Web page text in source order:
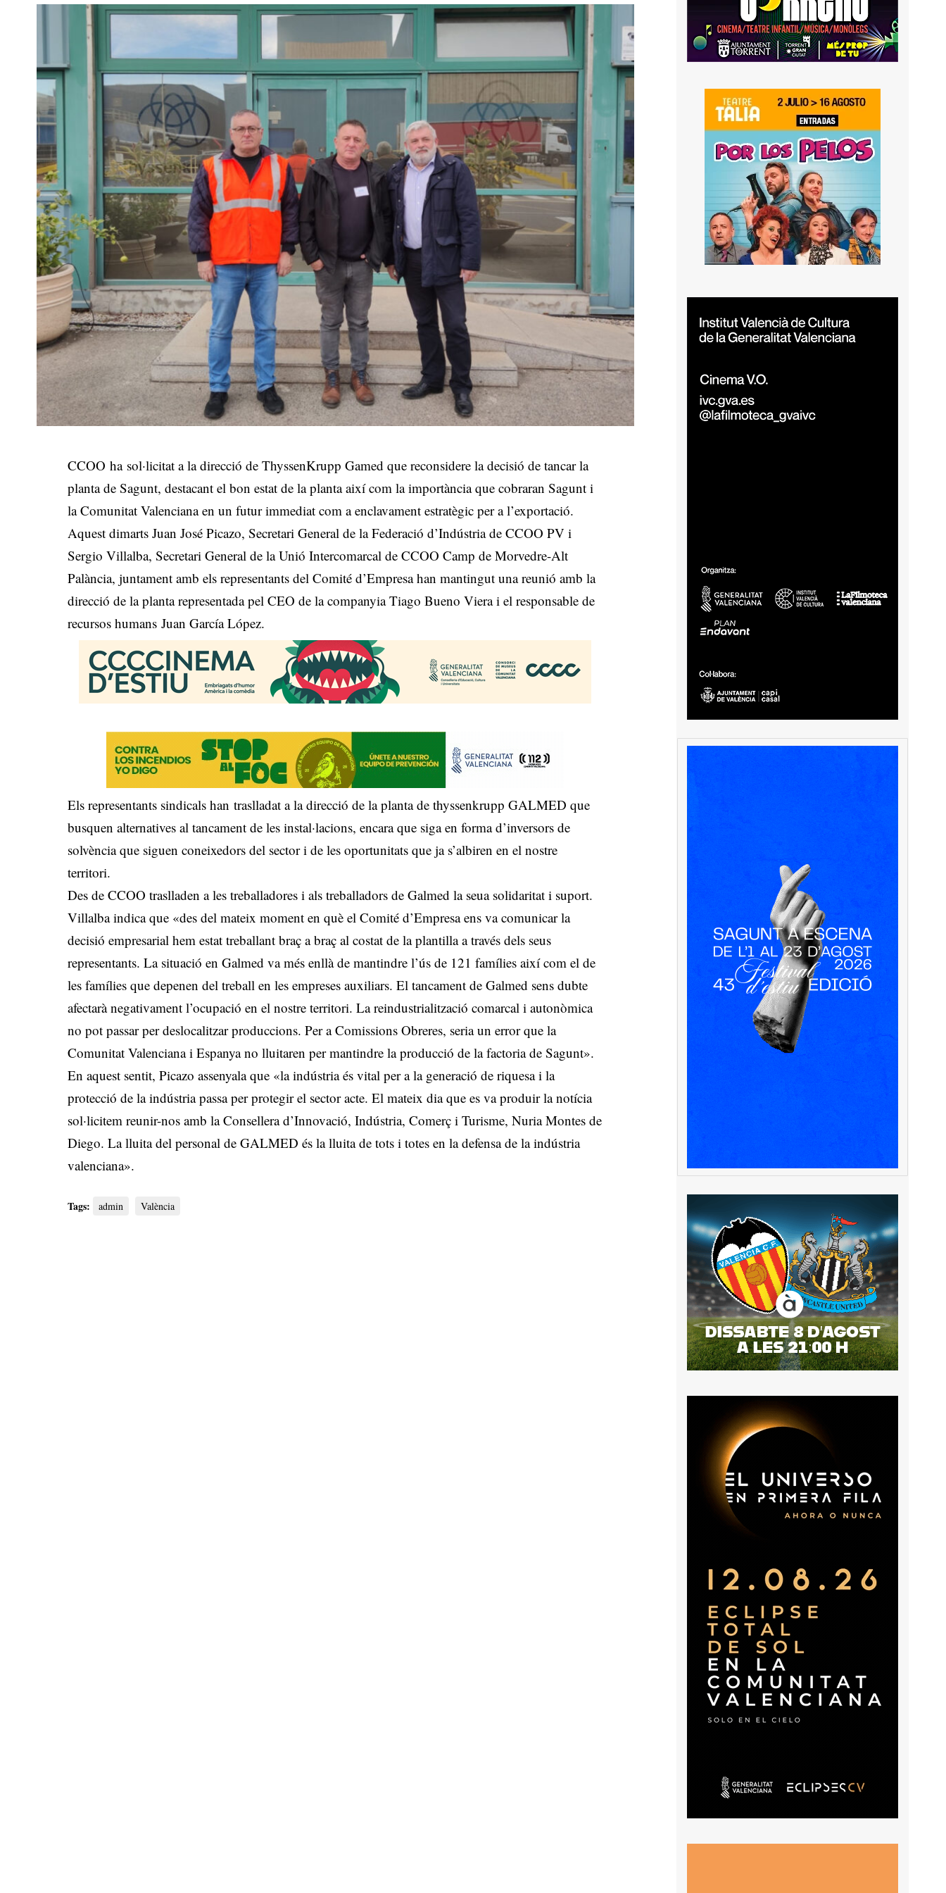
CCOO ha sol·licitat a la direcció de ThyssenKrupp Gamed que reconsidere la decisió de tancar la
planta de Sagunt, destacant el bon estat de la planta així com la importància que cobraran Sagunt i
la Comunitat Valenciana en un futur immediat com a enclavament estratègic per a l’exportació.
Aquest dimarts Juan José Picazo, Secretari General de la Federació d’Indústria de CCOO PV i
Sergio Villalba, Secretari General de la Unió Intercomarcal de CCOO Camp de Morvedre-Alt
Palància, juntament amb els representants del Comité d’Empresa han mantingut una reunió amb la
direcció de la planta representada pel CEO de la companyia Tiago Bueno Viera i el responsable de
recursos humans Juan García López.
Els representants sindicals han traslladat a la direcció de la planta de thyssenkrupp GALMED que
busquen alternatives al tancament de les instal·lacions, encara que siga en forma d’inversors de
solvència que siguen coneixedors del sector i de les oportunitats que ja s’albiren en el nostre
territori.
Des de CCOO traslladen a les treballadores i als treballadors de Galmed la seua solidaritat i suport.
Villalba indica que «des del mateix moment en què el Comité d’Empresa ens va comunicar la
decisió empresarial hem estat treballant braç a braç al costat de la plantilla a través dels seus
representants. La situació en Galmed va més enllà de mantindre l’ús de 121 famílies així com el de
les famílies que depenen del treball en les empreses auxiliars. El tancament de Galmed sens dubte
afectarà negativament l’ocupació en el nostre territori. La reindustrialització comarcal i autonòmica
no pot passar per deslocalitzar produccions. Per a Comissions Obreres, seria un error que la
Comunitat Valenciana i Espanya no lluitaren per mantindre la producció de la factoria de Sagunt».
En aquest sentit, Picazo assenyala que «la indústria és vital per a la generació de riquesa i la
protecció de la indústria passa per protegir el sector acte. El mateix dia que es va produir la notícia
sol·licitem reunir-nos amb la Consellera d’Innovació, Indústria, Comerç i Turisme, Nuria Montes de
Diego. La lluita del personal de GALMED és la lluita de tots i totes en la defensa de la indústria
valenciana».
Tags: admin València